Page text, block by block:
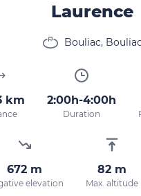
Laurence
Bouliac,
km 2:00h-4:00h
Duration
672 m
elevation
82 m
Max. altitude